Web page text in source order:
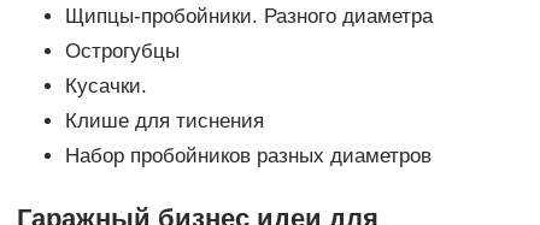
Щипцы-пробойники. Разного диаметра
Острогубцы
Кусачки.
Клише для тиснения
Набор пробойников разных диаметров
Гаражный бизнес идеи для